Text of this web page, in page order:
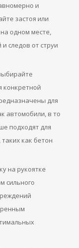
и
застоя или
одном месте,
следов от струи
конкретной
для
автомобили, в то
подходят для
как бетон
на рукоятке
сильного